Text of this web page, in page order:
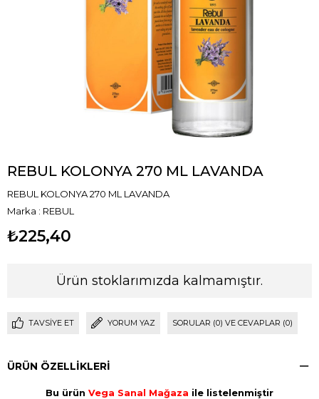
REBUL KOLONYA 270 ML LAVANDA
REBUL KOLONYA 270 ML LAVANDA
Marka : REBUL
₺225,40
Ürün stoklarımızda kalmamıştır.
TAVSIYE ET YORUM YAZ SORULAR (0) VE CEVAPLAR (0)
ÜRÜN ÖZELLIKLERI
Bu ürün Vega Sanal Mağaza ile listelenmiştir